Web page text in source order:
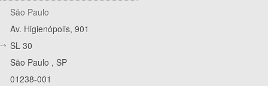
São Paulo
Av. Higienópolis, 901
SL 30
São Paulo , SP
01238-001